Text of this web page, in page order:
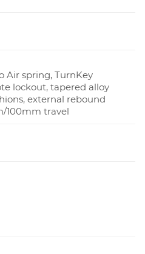
Air spring, TurnKey
lockout, tapered alloy
external rebound
100mm travel